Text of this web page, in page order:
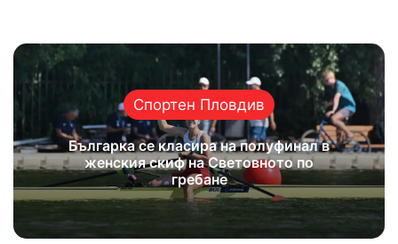
Спортен Пловдив
Българка се класира на полуфинал в
женския скиф на Световното по
гребане